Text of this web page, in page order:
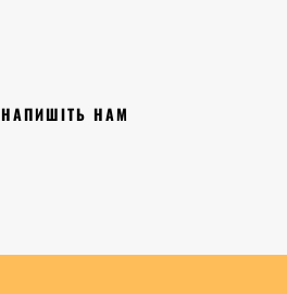
НАПИШІТЬ НАМ